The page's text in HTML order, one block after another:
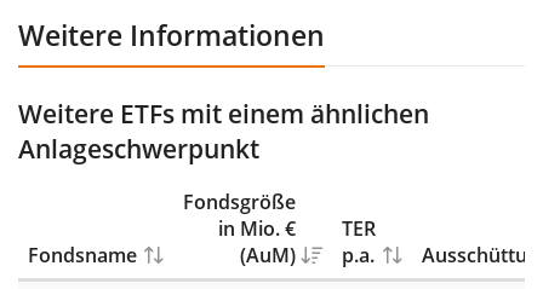
Weitere Informationen
Weitere ETFs mit einem ähnlichen
Anlageschwerpunkt
Fondsname
Fondsgröße
in Mio. €
(AuM)
TER
p.a.